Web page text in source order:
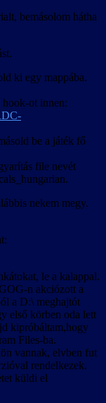
bemásolom hátha
ki egy mappába.
ot innen:
be a játék fő
file nevét
nekem megy.
le a kalappal.
n akciózott a
a D:\ meghajtót
első körben oda lett
kipróbáltam,hogy
Files-ba.
vannak, elvben fut
rendelkezek.
küldi el